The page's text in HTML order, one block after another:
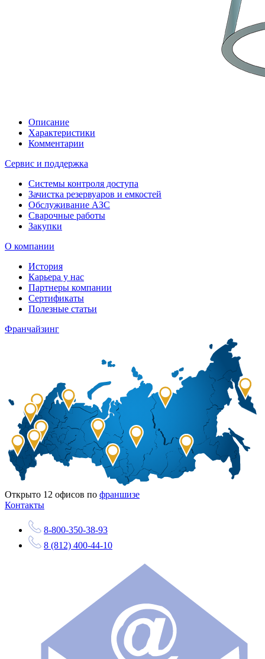
Описание
Характеристики
Комментарии
Сервис и поддержка
Системы контроля доступа
Зачистка резервуаров и емкостей
Обслуживание АЗС
Сварочные работы
Закупки
О компании
История
Карьера у нас
Партнеры компании
Сертификаты
Полезные статьи
Франчайзинг
Открыто 12 офисов по франшизе
Контакты
8-800-350-38-93
8 (812) 400-44-10